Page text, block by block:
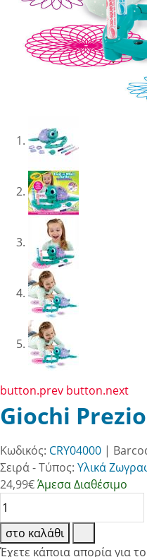
button.prev button.next
Giochi
Κωδικός: CRY04000 |
Σειρά - Τύπος: Υλικά
24,99€Άμεσα Διαθέσιμο
στο καλάθι
Έχετε κάποια απορία για